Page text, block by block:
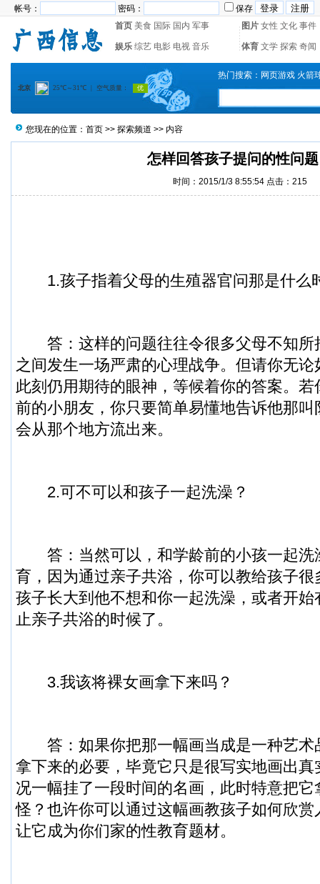
帐号： 密码：
保存
首页 美食 国际 国内 军事 图片 女性 文化 事件
娱乐 综艺 电影 电视 音乐 体育 文学 探索 奇闻
热门搜索： 网页游戏 火箭
您现在的位置： 首页 >> 探索频道 >> 内容
怎样回答孩子提问的性问
时间：2015/1/3 8:55:54 点击： 215
1.孩子指着父母的生殖器官问那是什么
答：这样的问题往往令很多父母不知所
之间发生一场严肃的心理战争。但请你无
此刻仍用期待的眼神，等候着你的答案。
前的小朋友，你只要简单易懂地告诉他那
会从那个地方流出来。
2.可不可以和孩子一起洗澡？
答：当然可以，和学龄前的小孩一起洗
育，因为通过亲子共浴，你可以教给孩子
孩子长大到他不想和你一起洗澡，或者开
止亲子共浴的时候了。
3.我该将裸女画拿下来吗？
答：如果你把那一幅画当成是一种艺术
拿下来的必要，毕竟它只是很写实地画出
况一幅挂了一段时间的名画，此时特意把
怪？也许你可以通过这幅画教孩子如何欣
让它成为你们家的性教育题材。